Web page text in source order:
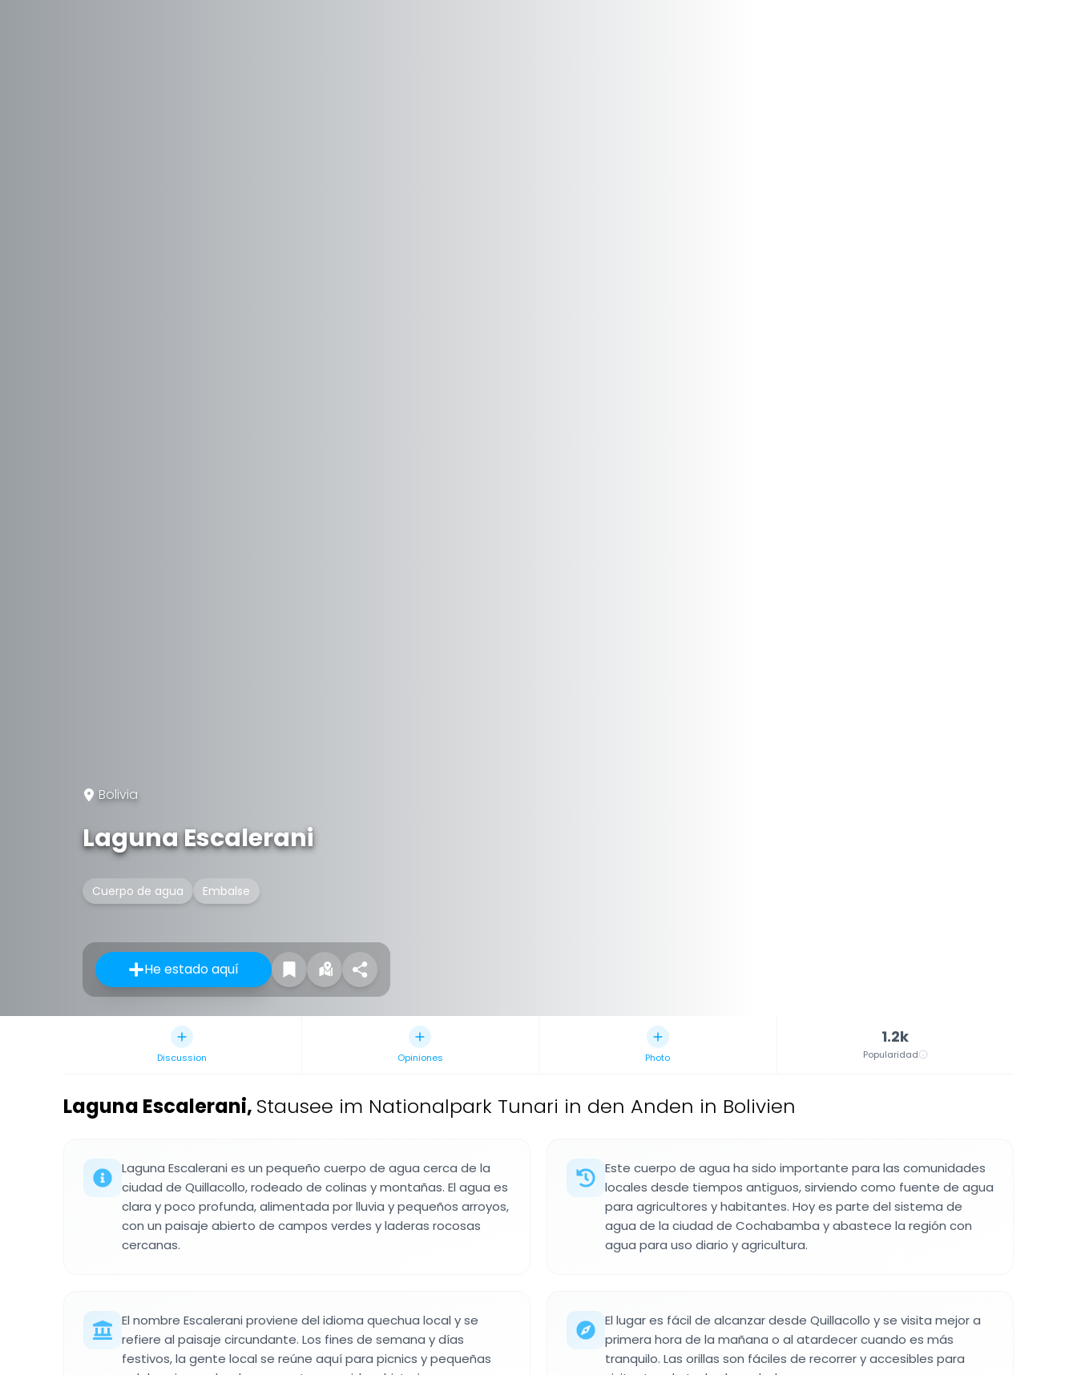
Bolivia
Laguna Escalerani
Cuerpo de agua Embalse
He estado aquí
Discussion Opiniones Photo
1.2k
Popularidad
Laguna Escalerani, Stausee im Nationalpark Tunari in den Anden in Bolivien
Laguna Escalerani es un pequeño cuerpo de agua cerca de la
ciudad de Quillacollo, rodeado de colinas y montañas. El agua es
clara y poco profunda, alimentada por lluvia y pequeños arroyos,
con un paisaje abierto de campos verdes y laderas rocosas
cercanas.
Este cuerpo de agua ha sido importante para las comunidades
locales desde tiempos antiguos, sirviendo como fuente de agua
para agricultores y habitantes. Hoy es parte del sistema de
agua de la ciudad de Cochabamba y abastece la región con
agua para uso diario y agricultura.
El nombre Escalerani proviene del idioma quechua local y se
refiere al paisaje circundante. Los fines de semana y días
festivos, la gente local se reúne aquí para picnics y pequeñas
El lugar es fácil de alcanzar desde Quillacollo y se visita mejor a
primera hora de la mañana o al atardecer cuando es más
tranquilo. Las orillas son fáciles de recorrer y accesibles para